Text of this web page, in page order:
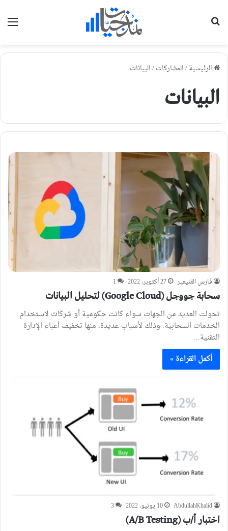
الرئيسية/المشاركات/البيانات
البيانات
فارس القنيعير 27 أكتوبر، 2022 1
سحابة جووجل (Google Cloud) لتحليل البيانات
تحولت العديد من الجهات سواء كانت حكومية أو شركات لاستخدام
الخدمات السحابية. وذلك لأسباب عديدة، منها تخفيف أعباء الإدارة
التقنية…
أكمل القراءة »
AbdullahKhalid 10 يونيو، 2022 3
اختبار أ/ب (A/B Testing)